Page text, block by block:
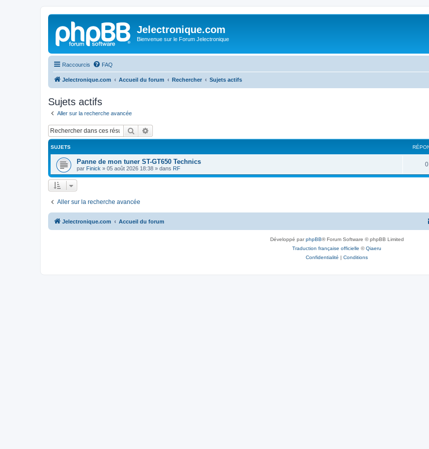
Jelectronique.com
Bienvenue sur le Forum Jelectronique
Raccourcis FAQ
Jelectronique.com Accueil du forum Rechercher Sujets actifs
Sujets actifs
Aller sur la recherche avancée
Rechercher
SUJETS
Panne de mon tuner ST-GT650 Technics
par Finick » 05 août 2026 18:38 » dans RF
0
Aller sur la recherche avancée
Jelectronique.com Accueil du forum
Développé parphpBB® Forum Software © phpBB Limited
Traduction française officielle ©Qiaeru
Confidentialité | Conditions